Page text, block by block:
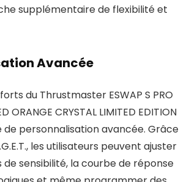
supplémentaire de flexibilité et
Avancée
du Thrustmaster ESWAP S PRO
ORANGE CRYSTAL LIMITED EDITION
personnalisation avancée. Grâce
les utilisateurs peuvent ajuster
sensibilité, la courbe de réponse